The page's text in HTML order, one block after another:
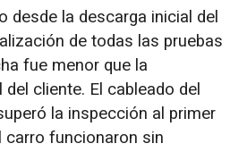
desde la descarga inicial del
de todas las pruebas
fue menor que la
cliente. El cableado del
la inspección al primer
carro funcionaron sin